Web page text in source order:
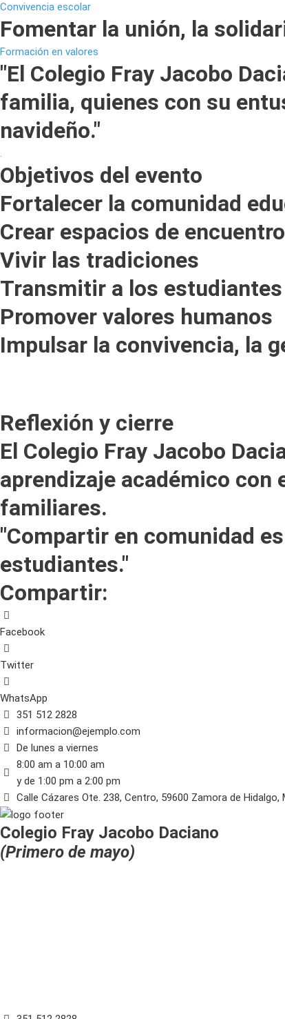
Convivencia escolar
Fomentar la unión, la
Formación en valores
"El Colegio Fray Jacobo
familia, quienes con su
navideño."
.
Objetivos del evento
Fortalecer la comunidad
Crear espacios de
Vivir las tradiciones
Transmitir a los
Promover valores humanos
Impulsar la convivencia, la
Reflexión y cierre
El Colegio Fray Jacobo
aprendizaje académico con
familiares.
"Compartir en comunidad
estudiantes."
Compartir:
Facebook
Twitter
WhatsApp
351 512 2828
informacion@ejemplo.com
De lunes a viernes
8:00 am a 10:00 am
y de 1:00 pm a 2:00 pm
Calle Cázares Ote. 238, Centro, 59600 Zamora de Hidalgo,
Colegio Fray Jacobo Daciano
(Primero de mayo)